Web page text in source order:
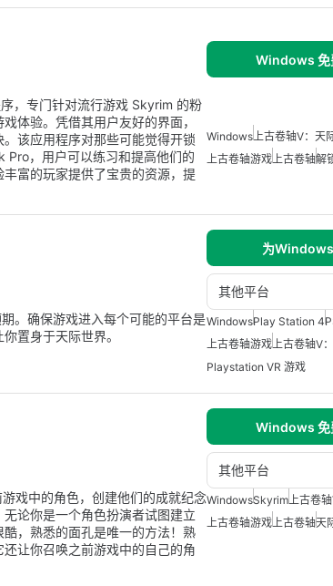
Windows 免
，专门针对流行游戏 Skyrim 的粉
体验。凭借其用户友好的界面，
该应用程序对那些可能觉得开锁
，用户可以练习和提高他们的
富的玩家提供了宝贵的资源，提
Windows上古卷轴V：天
上古卷轴游戏上古卷轴解
为
其他平台
。确保游戏进入每个可能的平台是
置身于天际世界。
WindowsPlay Station 4
上古卷轴游戏上古卷轴V
Playstation VR 游戏
Windows 免
其他平台
戏中的角色，创建他们的成就纪念
论你是一个角色扮演者试图建立
，熟悉的面孔是唯一的方法！熟
让你召唤之前游戏中的自己的角
WindowsSkyrim上古卷
上古卷轴游戏上古卷轴天